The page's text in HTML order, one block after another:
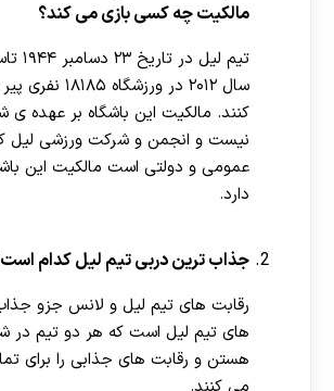
مالکیت چه کسی بازی می کند؟
تیم
سال ۲۰۱۲ در
کنند. مالکیت این باشگاه بر
نیست و انجمن و شرکت ورزشی
عمومی و دولتی است مالکیت این
دارد.
جذاب ترین دربی تیم لیل کدام
رقابت های تیم لیل و لانس جزو
های تیم لیل است که هر دو تیم در
هستن و رقابت های جذابی را برای